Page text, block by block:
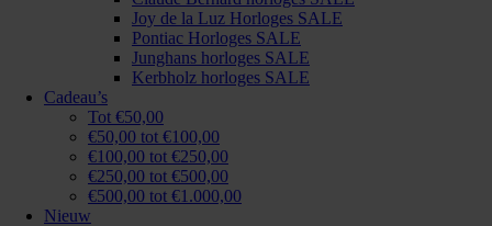
Joy de la Luz Horloges SALE
Pontiac Horloges SALE
Junghans horloges SALE
Kerbholz horloges SALE
Cadeau’s
Tot €50,00
€50,00 tot €100,00
€100,00 tot €250,00
€250,00 tot €500,00
€500,00 tot €1.000,00
Nieuw